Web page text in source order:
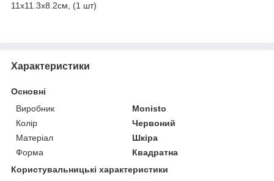
11х11.3х8.2см, (1 шт)
Характеристики
Основні
Виробник
Monisto
Колір
Червоний
Матеріал
Шкіра
Форма
Квадратна
Користувальницькі характеристики